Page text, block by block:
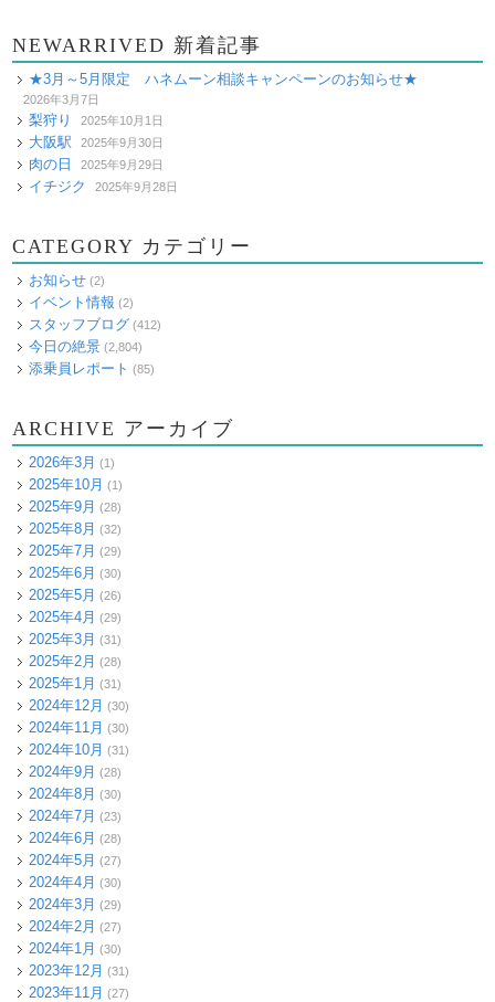
NEWARRIVED 新着記事
★3月～5月限定 ハネムーン相談キャンペーンのお知らせ★
2026年3月7日
梨狩り 2025年10月1日
大阪駅 2025年9月30日
肉の日 2025年9月29日
イチジク 2025年9月28日
CATEGORY カテゴリー
お知らせ (2)
イベント情報 (2)
スタッフブログ (412)
今日の絶景 (2,804)
添乗員レポート (85)
ARCHIVE アーカイブ
2026年3月 (1)
2025年10月 (1)
2025年9月 (28)
2025年8月 (32)
2025年7月 (29)
2025年6月 (30)
2025年5月 (26)
2025年4月 (29)
2025年3月 (31)
2025年2月 (28)
2025年1月 (31)
2024年12月 (30)
2024年11月 (30)
2024年10月 (31)
2024年9月 (28)
2024年8月 (30)
2024年7月 (23)
2024年6月 (28)
2024年5月 (27)
2024年4月 (30)
2024年3月 (29)
2024年2月 (27)
2024年1月 (30)
2023年12月 (31)
2023年11月 (27)